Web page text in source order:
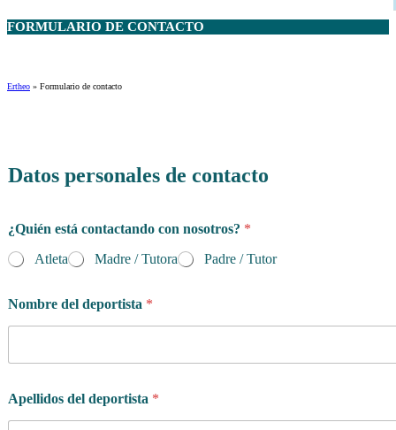
FORMULARIO DE CONTACTO
Ertheo » Formulario de contacto
i
v
¿
Q
u
e
f
i
Datos personales de contacto
¿Quién está contactando con nosotros? *
Atleta
Madre / Tutora Padre / Tutor
Nombre del deportista *
Apellidos del deportista *